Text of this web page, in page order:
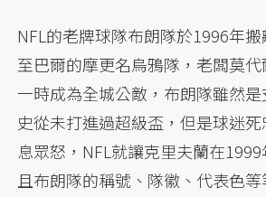
NFL的老牌球隊布朗隊於1996年
至巴爾的摩更名烏鴉隊，老闆莫代
一時成為全城公敵，布朗隊雖然
史從未打進過超級盃，但是球迷
息眾怒，NFL就讓克里夫蘭在
且布朗隊的稱號、隊徽、代表色